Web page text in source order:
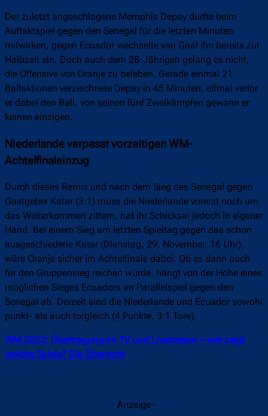
Der zuletzt angeschlagene Memphis Depay durfte beim
Auftaktspiel gegen den Senegal für die letzten Minuten
mitwirken, gegen Ecuador wechselte van Gaal ihn bereits zur
Halbzeit ein. Doch auch dem 28-Jährigen gelang es nicht,
die Offensive von Oranje zu beleben. Gerade einmal 21
Ballaktionen verzeichnete Depay in 45 Minuten, elfmal verlor
er dabei den Ball, von seinen fünf Zweikämpfen gewann er
keinen einzigen.
Niederlande verpasst vorzeitigen WM-
Achtelfinaleinzug
Durch dieses Remis und nach dem Sieg des Senegal gegen
Gastgeber Katar (3:1) muss die Niederlande vorerst noch um
das Weiterkommen zittern, hat ihr Schicksal jedoch in eigener
Hand. Bei einem Sieg am letzten Spieltag gegen das schon
ausgeschiedene Katar (Dienstag, 29. November, 16 Uhr)
wäre Oranje sicher im Achtelfinale dabei. Ob es dann auch
für den Gruppensieg reichen würde, hängt von der Höhe eines
möglichen Sieges Ecuadors im Parallelspiel gegen den
Senegal ab. Derzeit sind die Niederlande und Ecuador sowohl
punkt- als auch torgleich (4 Punkte, 3:1 Tore).
WM 2022: Übertragung im TV und Livestream – wer zeigt
welche Spiele? Die Übersicht
- Anzeige -